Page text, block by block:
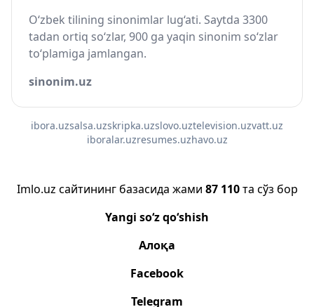
O‘zbek tilining sinonimlar lug‘ati. Saytda 3300
tadan ortiq so‘zlar, 900 ga yaqin sinonim so‘zlar
to‘plamiga jamlangan.
sinonim.uz
ibora.uzsalsa.uzskripka.uzslovo.uztelevision.uzvatt.uz
iboralar.uzresumes.uzhavo.uz
Imlo.uz сайтининг базасида жами 87 110та сўз бор
Yangi so‘z qo‘shish
Алоқа
Facebook
Telegram